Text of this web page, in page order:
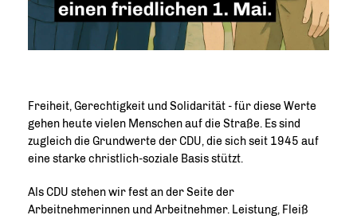
Freiheit, Gerechtigkeit und Solidarität - für diese Werte
gehen heute vielen Menschen auf die Straße. Es sind
zugleich die Grundwerte der CDU, die sich seit 1945 auf
eine starke christlich-soziale Basis stützt.
Als CDU stehen wir fest an der Seite der
Arbeitnehmerinnen und Arbeitnehmer. Leistung, Fleiß